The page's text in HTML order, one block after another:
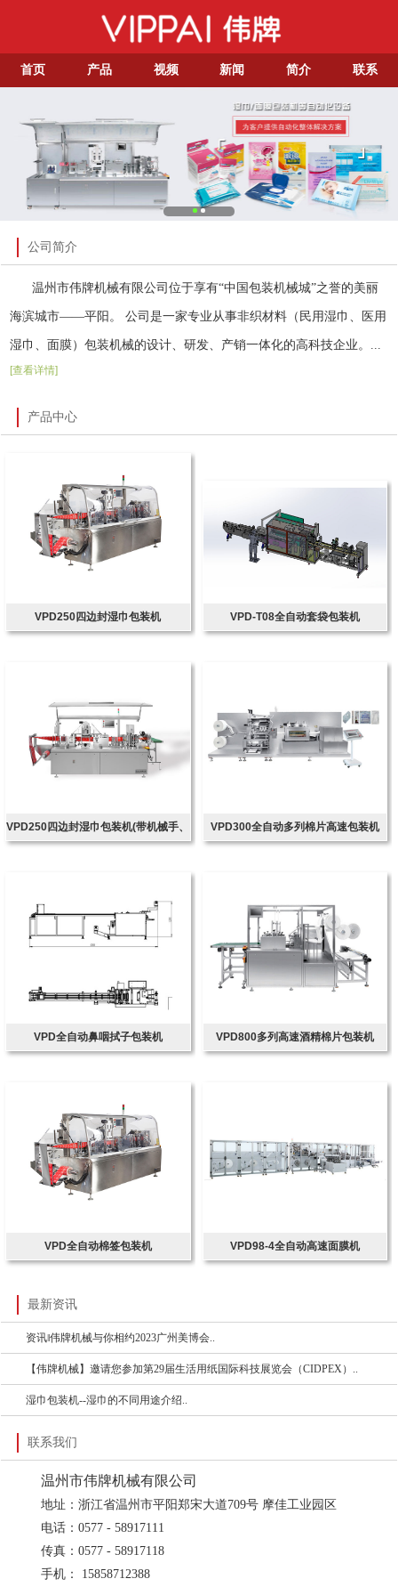
首页 产品 视频 新闻 简介 联系
公司简介
温州市伟牌机械有限公司位于享有“中国包装机械城”之誉的美丽
海滨城市——平阳。 公司是一家专业从事非织材料（民用湿巾、医用
湿巾、面膜）包装机械的设计、研发、产销一体化的高科技企业。...
[查看详情]
产品中心
VPD250四边封湿巾包装机 VPD-T08全自动套袋包装机
VPD250四边封湿巾包装机(带机械手、 VPD300全自动多列棉片高速包装机
VPD全自动鼻咽拭子包装机 VPD800多列高速酒精棉片包装机
VPD全自动棉签包装机 VPD98-4全自动高速面膜机
最新资讯
资讯‖伟牌机械与你相约2023广州美博会..
【伟牌机械】邀请您参加第29届生活用纸国际科技展览会（CIDPEX）..
湿巾包装机--湿巾的不同用途介绍..
联系我们
温州市伟牌机械有限公司
地址：浙江省温州市平阳郑宋大道709号 摩佳工业园区
电话：0577 - 58917111
传真：0577 - 58917118
手机： 15858712388